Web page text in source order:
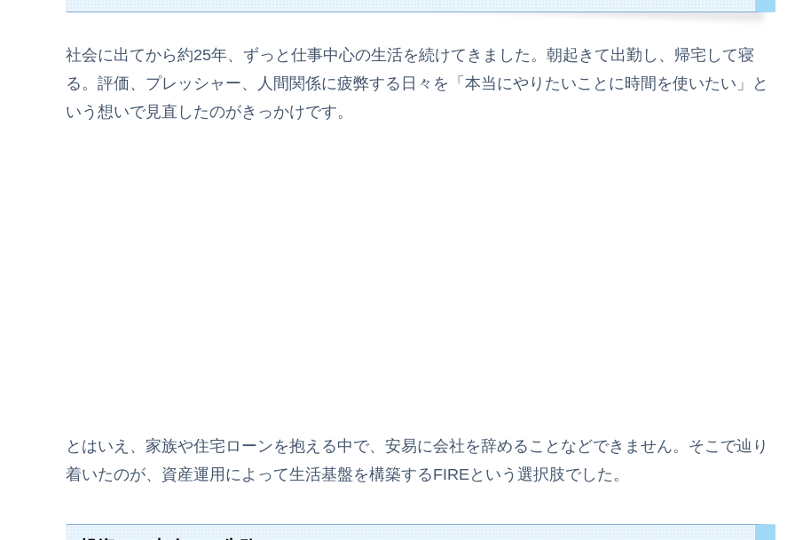
社会に出てから約25年、ずっと仕事中心の生活を続けてきました。朝起きて出勤し、帰宅して寝
る。評価、プレッシャー、人間関係に疲弊する日々を「本当にやりたいことに時間を使いたい」と
いう想いで見直したのがきっかけです。
とはいえ、家族や住宅ローンを抱える中で、安易に会社を辞めることなどできません。そこで辿り
着いたのが、資産運用によって生活基盤を構築するFIREという選択肢でした。